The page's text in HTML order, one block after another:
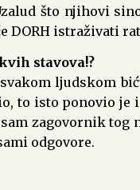
što njihovi
DORH istraživati
stavova!?
ljudskom
to isto ponovio
zagovornik
odgovore.